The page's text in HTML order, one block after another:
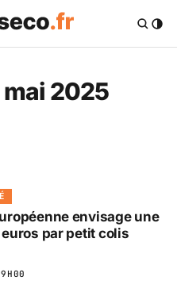
Eco .fr —
2025
envisage une
par petit colis